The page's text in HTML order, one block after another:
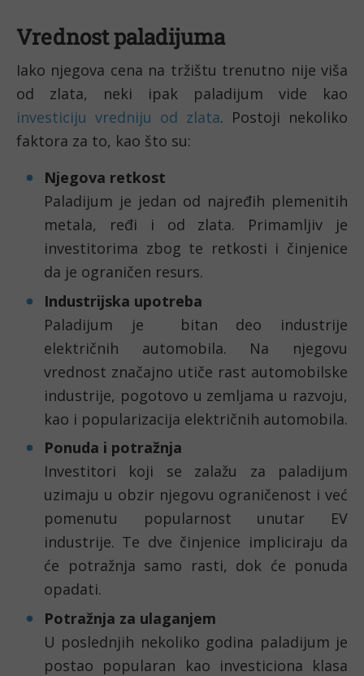
Vrednost paladijuma
Iako njegova cena na tržištu trenutno nije viša
investiciju vredniju od zlata. Postoji nekoliko
faktora za to, kao što su:
Njegova retkost
Paladijum je jedan od najređih plemenitih
metala, ređi i od zlata. Primamljiv je
investitorima zbog te retkosti i činjenice
da je ograničen resurs.
Industrijska upotreba
Paladijum je  bitan deo industrije
električnih automobila. Na njegovu
vrednost značajno utiče rast automobilske
industrije, pogotovo u zemljama u razvoju,
kao i popularizacija električnih automobila.
Ponuda i potražnja
Investitori koji se zalažu za paladijum
uzimaju u obzir njegovu ograničenost i već
pomenutu popularnost unutar EV
industrije. Te dve činjenice impliciraju da
će potražnja samo rasti, dok će ponuda
opadati.
Potražnja za ulaganjem
U poslednjih nekoliko godina paladijum je
postao popularan kao investiciona klasa